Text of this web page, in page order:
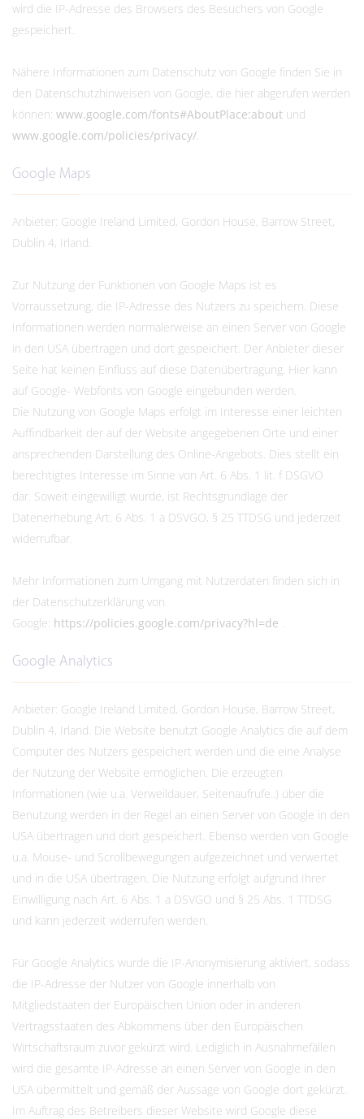
wird die IP-Adresse des Browsers des Besuchers von Google
gespeichert.
Nähere Informationen zum Datenschutz von Google finden Sie in
den Datenschutzhinweisen von Google, die hier abgerufen werden
können: www.google.com/fonts#AboutPlace:about und
www.google.com/policies/privacy/.
Google Maps
Anbieter: Google Ireland Limited, Gordon House, Barrow Street,
Dublin 4, Irland.
Zur Nutzung der Funktionen von Google Maps ist es
Vorraussetzung, die IP-Adresse des Nutzers zu speichern. Diese
Informationen werden normalerweise an einen Server von Google
in den USA übertragen und dort gespeichert. Der Anbieter dieser
Seite hat keinen Einfluss auf diese Datenübertragung. Hier kann
auf Google- Webfonts von Google eingebunden werden.
Die Nutzung von Google Maps erfolgt im Interesse einer leichten
Auffindbarkeit der auf der Website angegebenen Orte und einer
ansprechenden Darstellung des Online-Angebots. Dies stellt ein
berechtigtes Interesse im Sinne von Art. 6 Abs. 1 lit. f DSGVO
dar. Soweit eingewilligt wurde, ist Rechtsgrundlage der
Datenerhebung Art. 6 Abs. 1 a DSVGO, § 25 TTDSG und jederzeit
widerrufbar.
Mehr Informationen zum Umgang mit Nutzerdaten finden sich in
der Datenschutzerklärung von
Google: https://policies.google.com/privacy?hl=de .
Google Analytics
Anbieter: Google Ireland Limited, Gordon House, Barrow Street,
Dublin 4, Irland. Die Website benutzt Google Analytics die auf dem
Computer des Nutzers gespeichert werden und die eine Analyse
der Nutzung der Website ermöglichen. Die erzeugten
Informationen (wie u.a. Verweildauer, Seitenaufrufe..) über die
Benutzung werden in der Regel an einen Server von Google in den
USA übertragen und dort gespeichert. Ebenso werden von Google
u.a. Mouse- und Scrollbewegungen aufgezeichnet und verwertet
und in die USA übertragen. Die Nutzung erfolgt aufgrund Ihrer
Einwilligung nach Art. 6 Abs. 1 a DSVGO und § 25 Abs. 1 TTDSG
und kann jederzeit widerrufen werden.
Für Google Analytics wurde die IP-Anonymisierung aktiviert, sodass
die IP-Adresse der Nutzer von Google innerhalb von
Mitgliedstaaten der Europäischen Union oder in anderen
Vertragsstaaten des Abkommens über den Europäischen
Wirtschaftsraum zuvor gekürzt wird. Lediglich in Ausnahmefällen
wird die gesamte IP-Adresse an einen Server von Google in den
USA übermittelt und gemäß der Aussage von Google dort gekürzt.
Im Auftrag des Betreibers dieser Website wird Google diese